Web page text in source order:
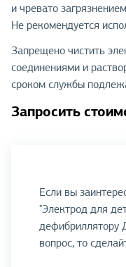
и чревато
Не рекомендуется
Запрещено чистить
соединениями и
сроком службы
Запросить
Если вы
"Электрод для
дефибриллятору
вопрос, то